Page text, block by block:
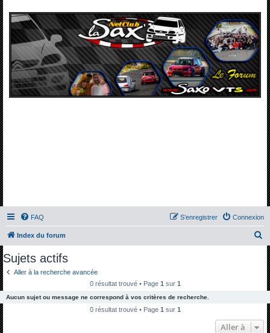
FAQ Connexion
S’enregistrer
Index du forum
c
Sujets actifs
Aller à la recherche avancée
0 résultat trouvé • Page 1 sur 1
Aucun sujet ou message ne correspond à vos critères de recherche.
0 résultat trouvé • Page 1 sur 1
Aller à